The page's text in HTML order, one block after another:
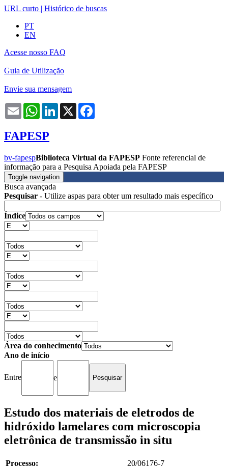
URL curto | Histórico de buscas
PT
EN
Acesse nosso FAQ
Guia de Utilização
Envie sua mensagem
Email WhatsAppLinkedIn
X
FAPESP
bv-fapespBiblioteca Virtual da FAPESP Fonte referencial de
informação para a Pesquisa Apoiada pela FAPESP
Toggle navigation
Busca avançada
Pesquisar - Utilize aspas para obter um resultado mais específico
Índice
Área do conhecimento
Ano de início
Entre e
Estudo dos materiais de eletrodos de
hidróxido lamelares com microscopia
eletrônica de transmissão in situ
Processo:
20/06176-7